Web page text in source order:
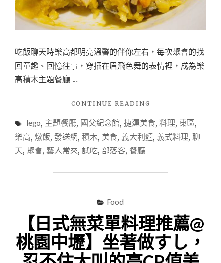
吃飯聊天時樂高都明亮溫馨的伴你左右，每次聚會的找
回童趣、回憶往事，穿插在眉飛色舞的表情裡，成為樂
高積木主題餐廳 …
CONTINUE READING
利
麵
國
父
紀
念
館
lego, 主題餐廳, 國父紀念館, 捷運美食, 料理, 東區,
樂高, 燉飯, 發送網, 積木, 美食, 義大利麵, 義式料理, 聊
天, 聚會, 藝人常來, 試吃, 部落客, 餐廳
Food
【日式無菜單料理推薦@
桃園中壢】坐著做すし，